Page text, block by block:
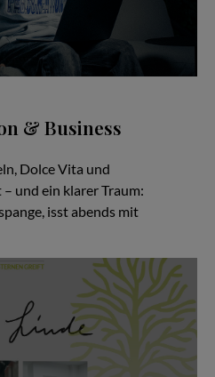
& Business
Dolce Vita und
und ein klarer Traum:
isst abends mit